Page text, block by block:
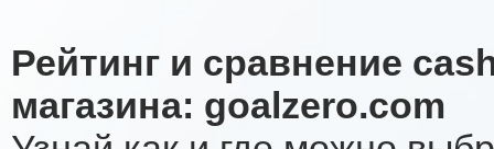
Рейтинг и сравнение
магазина: goalzero.com